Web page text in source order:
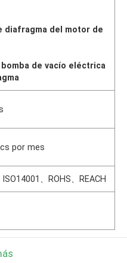
diafragma del motor de
de vacío eléctrica
por mes
、ROHS、REACH